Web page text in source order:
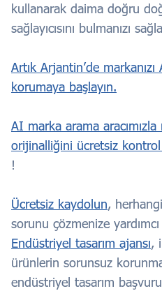
kullanarak daima doğru
sağlayıcısını bulmanızı
Artık Arjantin’de markanızı
korumaya başlayın.
AI marka arama aracımızla
orijinalliğini ücretsiz
!
Ücretsiz kaydolun,
sorunu çözmenize yardımcı
Endüstriyel tasarım ajansı,
ürünlerin sorunsuz
endüstriyel tasarım